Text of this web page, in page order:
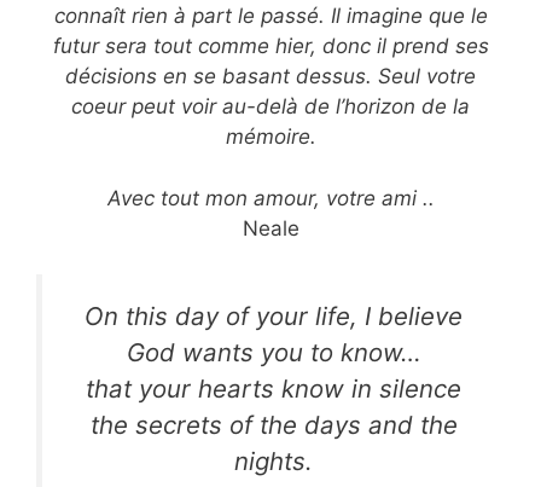
connaît rien à part le passé. Il imagine que le
futur sera tout comme hier, donc il prend ses
décisions en se basant dessus. Seul votre
coeur peut voir au-delà de l’horizon de la
mémoire.
Avec tout mon amour, votre ami ..
Neale
On this day of your life, I believe
God wants you to know…
that your hearts know in silence
the secrets of the days and the
nights.